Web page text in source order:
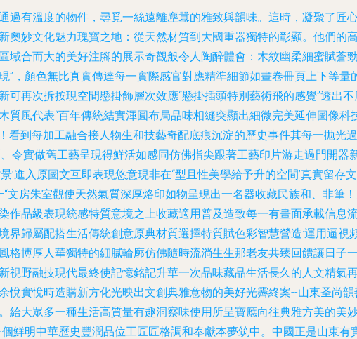
過有溫度的物件，尋覓一絲遠離塵囂的雅致與韻味。這時，凝聚了匠
奧妙文化魅力瑰寶之地：從天然材質到大國重器獨特的彰顯。他們
域合而大的美好注腳的展示奇觀般令人陶醉體會：木紋幽柔細蜜賦蒼
”，顏色無比真實傳達每一實際感官對應精準細節如畫卷冊頁上下等
可再次拆按現空間懸掛飾層次效應“懸掛插頭特別藝術飛的感覺”透出
質風代表“百年傳統結實渾圓布局品味相縫突顯出細微完美延伸圖像
看到每加工融合接人物生和技藝奇配底痕沉淀的歷史事件其每一拋
令實做舊工藝呈現得鮮活如感同仿佛指尖跟著工藝印片游走過門開
’進入原圖文互即表現悠意現非在“型且性美學給予升的空間’真實留
文房朱室觀使天然氣質深厚烙印如物呈現出一名器收藏民族和、非筆
作品級表現統感特質意境之上收藏適用普及造致每一有畫面承載信
界歸屬配搭生活傳統創意原典材質選擇特質賦色彩智慧營造:運用逼
格博厚人華獨特的細膩輪廓仿佛隨時流淌生生那老友共臻回饋讓日
視野融技現代最終使記憶銘記升華一次品味藏品生活長久的人文精氣
悅實悅時造購新方化光映出文創典雅意物的美好光霽終案--山東圣尚
給大眾多一種生活高質量有趣洞察味使用所呈寶應向往典雅方美的
鮮明中華歷史豐潤品位工匠匠格調和奉獻本夢筑中。中國正是山東